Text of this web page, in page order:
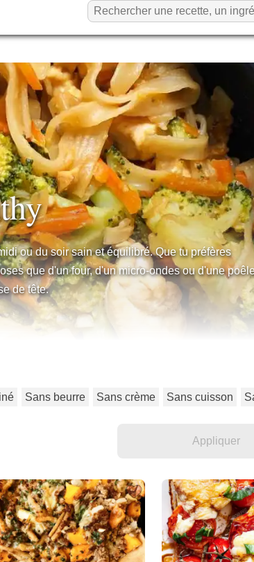
ou du soir sain et équilibré. Que tu préfères
que d'un four, d'un micro-ondes ou d'une
de tête.
Sans beurre Sans crème Sans cuisson